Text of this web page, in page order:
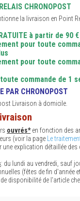
CHRONOPOST
la livraison en Point
à partir de 90
pour toute
pour toute
toute commande de 1
PAR CHRONOPOST
Livraison à domicile.
ouvrés*en fonction des
(voir la page
Le
une explication détaillée des
: du lundi au vendredi, sauf
(fêtes de fin d'année et
disponibilité de l'article